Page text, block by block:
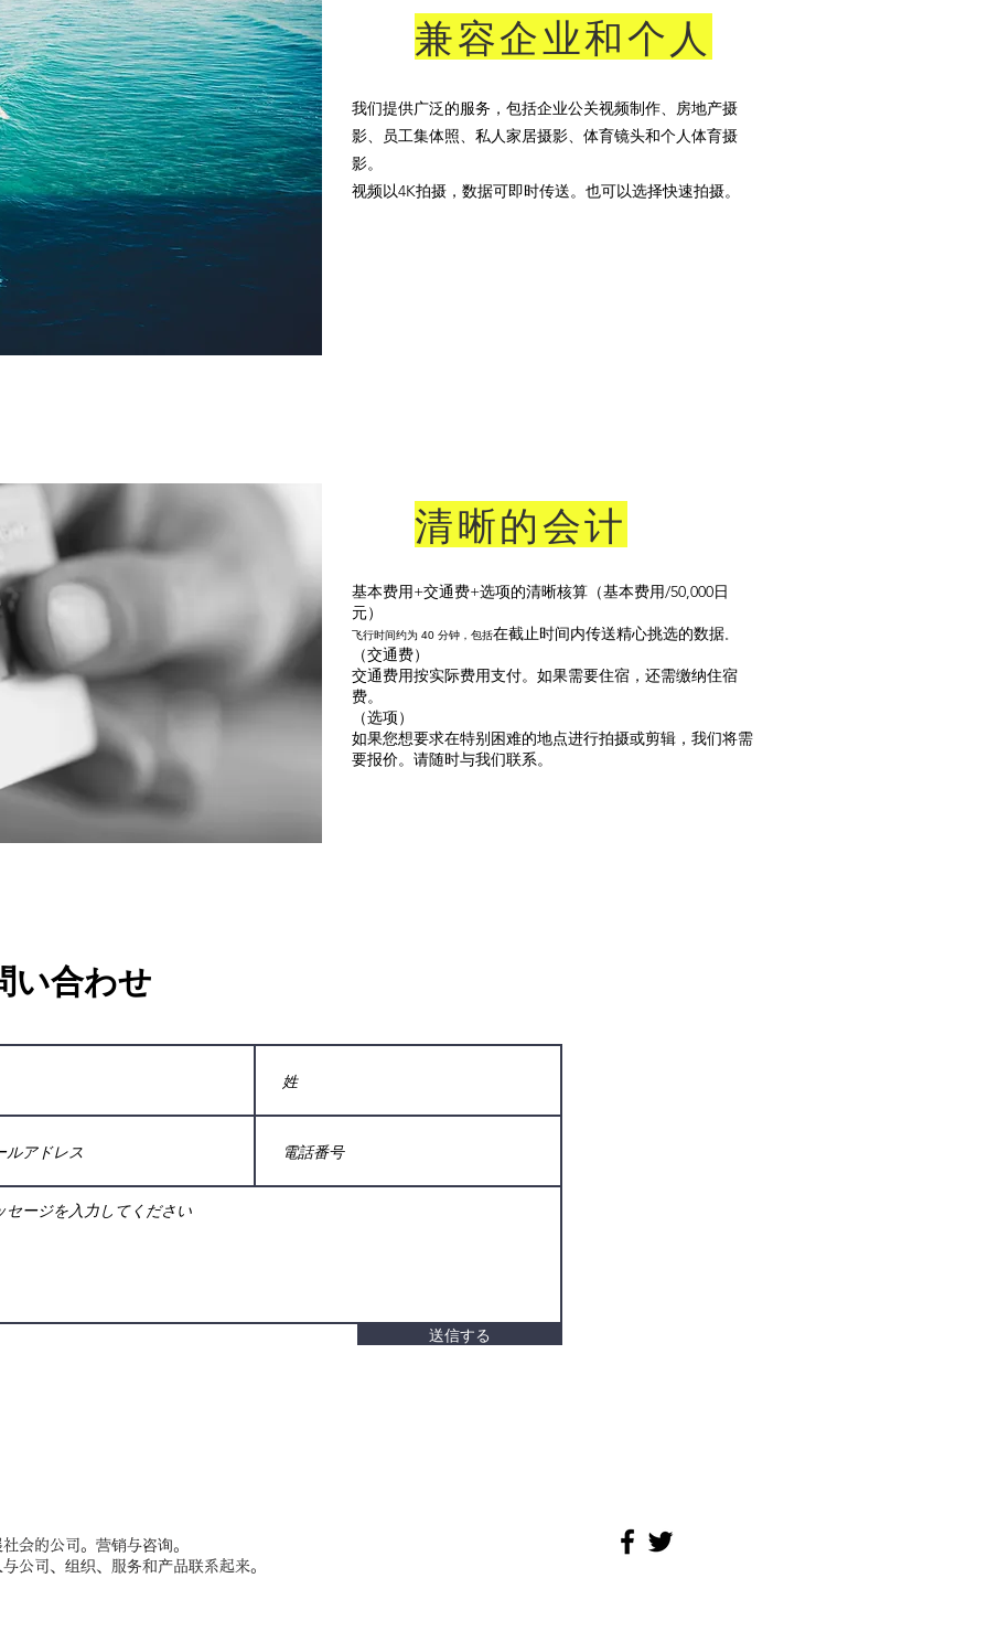
兼容企业和个人
我们提供广泛的服务，包括企业公关视频制作、房地产摄
影、员工集体照、私人家居摄影、体育镜头和个人体育摄
影。
视频以4K拍摄，数据可即时传送。也可以选择快速拍摄。
清晰的会计
基本费用+交通费+选项的清晰核算（基本费用/50,000日
元）
飞行时间约为 40 分钟，包括在截止时间内传送精心挑选的数据
（交通费）
交通费用按实际费用支付。如果需要住宿，还需缴纳住宿
费。
（选项）
如果您想要求在特别困难的地点进行拍摄或剪辑，我们将需
要报价。请随时与我们联系。
い合わせ
送信する
会的公司。营销与咨询。
公司、组织、服务和产品联系起来。